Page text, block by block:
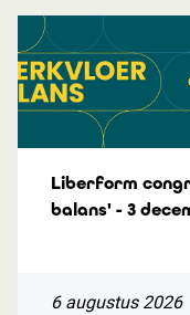
Liberform
balans' - 3
6 augustus 2026